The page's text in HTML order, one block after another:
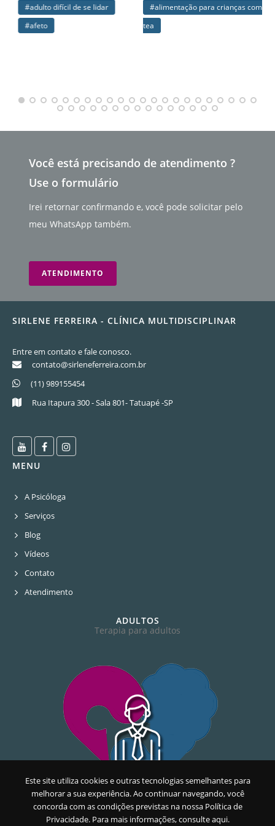
Este site utiliza cookies e outras tecnologias semelhantes para
melhorar a sua experiência. Ao continuar navegando, você
concorda com as condições previstas na nossa Política de
Privacidade. Para mais informações, consulte aqui.
#adulto difícil de se lidar
#afeto
#alimentação para crianças com
tea
Você está precisando de atendimento ?
Use o formulário
Irei retornar confirmando e, você pode solicitar pelo
meu WhatsApp também.
ATENDIMENTO
SIRLENE FERREIRA - CLÍNICA MULTIDISCIPLINAR
Entre em contato e fale conosco.
contato@sirleneferreira.com.br
(11) 989155454
Rua Itapura 300 - Sala 801- Tatuapé -SP
MENU
A Psicóloga
Serviços
Blog
Vídeos
Contato
Atendimento
ADULTOS
Terapia para adultos